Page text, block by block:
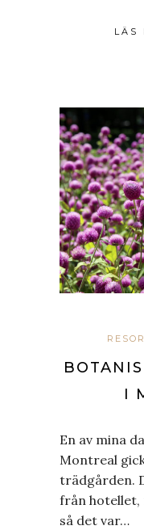
LÄS
I
En av mina
Montreal
trädgården.
från hotellet,
så det var…